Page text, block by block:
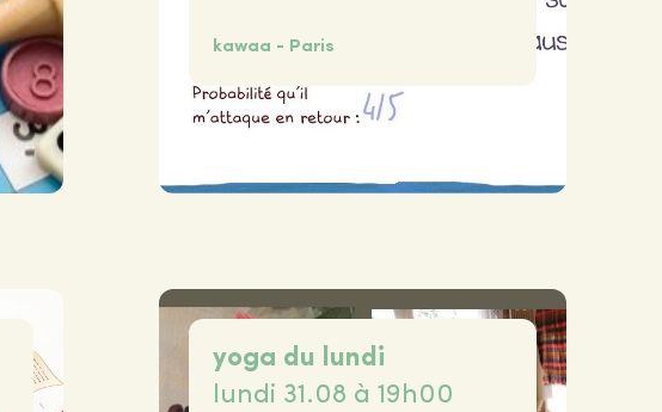
kawaa - Paris
yoga du lundi
lundi 31.08 à 19h00